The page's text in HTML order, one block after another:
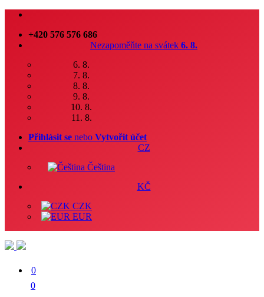
+420 576 576 686
Nezapoměňte na svátek 6. 8.
6. 8.
7. 8.
8. 8.
9. 8.
10. 8.
11. 8.
Přihlásit se nebo Vytvořit účet
CZ
Čeština
KČ
CZK
EUR
0
0